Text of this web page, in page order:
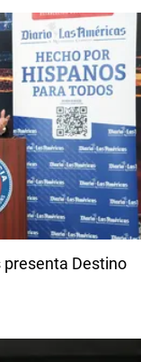
presenta Destino